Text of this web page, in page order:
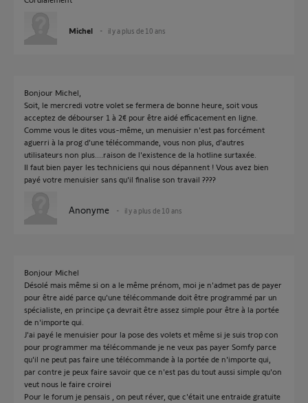
Michel il y a plus de 10 ans
Bonjour Michel,
Soit, le mercredi votre volet se fermera de bonne heure, soit vous
acceptez de débourser 1 à 2€ pour être aidé efficacement en ligne.
Comme vous le dites vous-même, un menuisier n'est pas forcément
aguerri à la prog d'une télécommande, vous non plus, d'autres
utilisateurs non plus....raison de l'existence de la hotline surtaxée.
Il faut bien payer les techniciens qui nous dépannent ! Vous avez bien
payé votre menuisier sans qu'il finalise son travail ????
Anonyme il y a plus de 10 ans
Bonjour Michel
Désolé mais même si on a le même prénom, moi je n'admet pas de payer
pour être aidé parce qu'une télécommande doit être programmé par un
spécialiste, en principe ça devrait être assez simple pour être à la portée
de n'importe qui.
J'ai payé le menuisier pour la pose des volets et même si je suis trop con
pour programmer ma télécommande je ne veux pas payer Somfy parce
qu'il ne peut pas faire une télécommande à la portée de n'importe qui,
par contre je peux faire savoir que ce n'est pas du tout aussi simple qu'on
veut nous le faire croirei
Pour le forum je pensais , on peut réver, que c'était une entraide gratuite